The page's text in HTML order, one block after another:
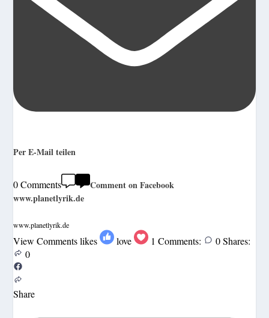
Per E-Mail teilen
0 Comments
Comment on Facebook
www.planetlyrik.de
www.planetlyrik.de
View Comments likes love 1 Comments: 0 Shares:
0
Share